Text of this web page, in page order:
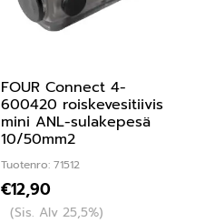
FOUR Connect 4-
600420 roiskevesitiivis
mini ANL-sulakepesä
10/50mm2
Tuotenro: 71512
€12,90
(Sis. Alv 25,5%)